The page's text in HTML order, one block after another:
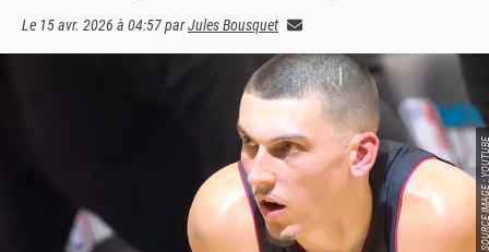
Le 15 avr. 2026 à 04:57parJules Bousquet
SOURCE